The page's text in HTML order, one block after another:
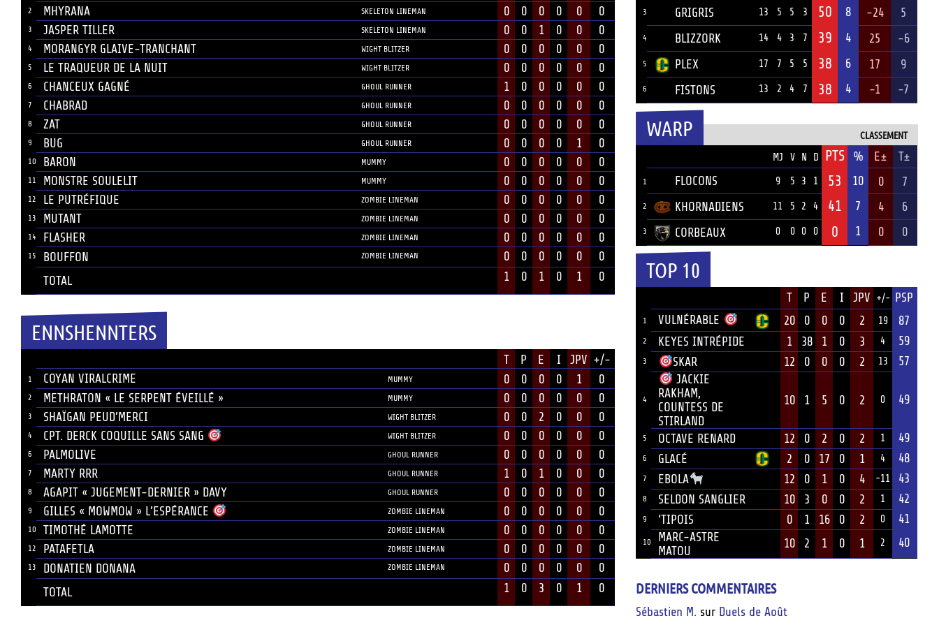
2 MHYRANA SKELETON LINEMAN 0 0 0 0 0 0
3 JASPER TILLER SKELETON LINEMAN 0 0 1 0 0 0
4 MORANGYR GLAIVE-TRANCHANT WIGHT BLITZER 0 0 0 0 0 0
5 LE TRAQUEUR DE LA NUIT WIGHT BLITZER 0 0 0 0 0 0
6 CHANCEUX GAGNÉ GHOUL RUNNER 1 0 0 0 0 0
7 CHABRAD GHOUL RUNNER 0 0 0 0 0 0
8 ZAT GHOUL RUNNER 0 0 0 0 0 0
9 BUG GHOUL RUNNER 0 0 0 0 1 0
10 BARON MUMMY 0 0 0 0 0 0
11 MONSTRE SOULELIT MUMMY 0 0 0 0 0 0
12 LE PUTRÉFIQUE ZOMBIE LINEMAN 0 0 0 0 0 0
13 MUTANT ZOMBIE LINEMAN 0 0 0 0 0 0
14 FLASHER ZOMBIE LINEMAN 0 0 0 0 0 0
15 BOUFFON ZOMBIE LINEMAN 0 0 0 0 0
0
TOTAL
1 0 1 0 1 0
ENNSHENNTERS
T P E I JPV +/-
1 COYAN VIRALCRIME MUMMY 0 0 0 0 1 0
2 METHRATON « LE SERPENT ÉVEILLÉ » MUMMY 0 0 0 0 0 0
3 SHAÏGAN PEUD’MERCI WIGHT BLITZER 0 0 2 0 0 0
4 CPT. DERCK COQUILLE SANS SANG WIGHT BLITZER 0 0 0 0 0 0
6 PALMOLIVE GHOUL RUNNER 0 0 0 0 0 0
7 MARTY RRR GHOUL RUNNER 1 0 1 0 0 0
8 AGAPIT « JUGEMENT-DERNIER » DAVY GHOUL RUNNER 0 0 0 0 0 0
9 GILLES « MOWMOW » L’ESPÉRANCE ZOMBIE LINEMAN 0 0 0 0 0 0
10 TIMOTHÉ LAMOTTE ZOMBIE LINEMAN 0 0 0 0 0 0
12 PATAFETLA ZOMBIE LINEMAN 0 0 0 0 0 0
13 DONATIEN DONANA ZOMBIE LINEMAN 0 0 0 0 0
0
TOTAL
1 0 3 0 1 0
3 GRIGRIS 13 5 5 3 50 8 -24 5
4 BLIZZORK 14 4 3 7 39 4 25 -6
5 PLEX 17 7 5 5 38 6 17 9
6 FISTONS 13 2 4 7 38 4 -1 -7
CLASSEMENT
WARP
MJ V N D PTS % E± T±
1 FLOCONS 9 5 3 1 53 10 0 7
2 KHORNADIENS 11 5 2 4 41 7 4 6
3 CORBEAUX 0 0 0 0 0 1 0 0
TOP 10
T P E I JPV +/- PSP
1 VULNÉRABLE 20 0 0 0 2 19 87
2 KEYES INTRÉPIDE 1 38 1 0 3 4 59
3 SKAR 12 0 0 0 2 13 57
4
JACKIE
RAKHAM,
COUNTESS DE
STIRLAND
10 1 5 0 2 0 49
5 OCTAVE RENARD 12 0 2 0 2 1 49
6 GLACÉ 2 0 17 0 1 4 48
7 EBOLA 12 0 1 0 4 -11 43
8 SELDON SANGLIER 10 3 0 0 2 1 42
9 ‘TIPOIS 0 1 16 0 2 0 41
10
MARC-ASTRE
MATOU
10 2 1 0 1 2 40
DERNIERS COMMENTAIRES
Sébastien M. sur Duels de Août